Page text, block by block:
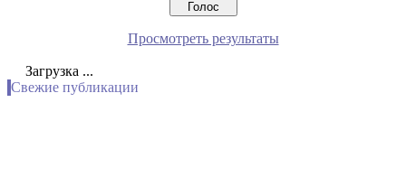
Просмотреть результаты
Загрузка ...
Свежие публикации